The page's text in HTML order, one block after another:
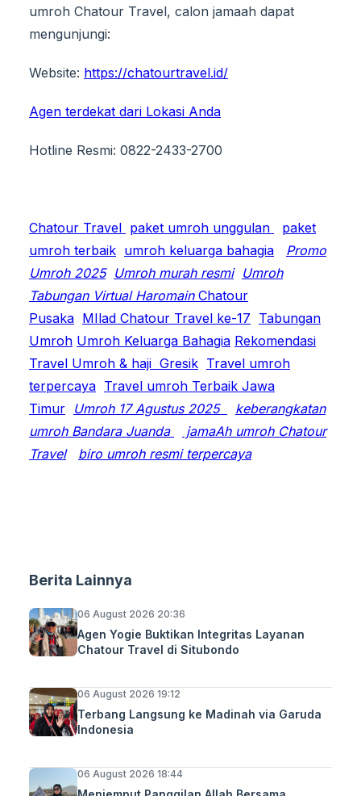
umroh Chatour Travel, calon jamaah dapat
mengunjungi:
Website: https://chatourtravel.id/
Agen terdekat dari Lokasi Anda
Hotline Resmi: 0822-2433-2700
Chatour Travel paket umroh unggulan
paket
umroh terbaik umroh keluarga bahagia
Promo
Umroh 2025 Umroh murah resmi Umroh
Tabungan Virtual HaromainChatour
Pusaka MIlad Chatour Travel ke-17 Tabungan
Umroh Umroh Keluarga Bahagia Rekomendasi
Travel Umroh & haji Gresik Travel umroh
terpercaya Travel umroh Terbaik Jawa
Timur Umroh 17 Agustus 2025
keberangkatan
umroh Bandara Juanda
jamaAh umroh Chatour
Travel
biro umroh resmi terpercaya
Berita Lainnya
06 August 2026 20:36
Agen Yogie Buktikan Integritas Layanan
Chatour Travel di Situbondo
06 August 2026 19:12
Terbang Langsung ke Madinah via Garuda
Indonesia
06 August 2026 18:44